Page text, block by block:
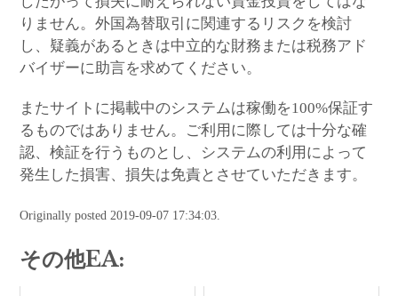
りません。外国為替取引に関連するリスクを検討
し、疑義があるときは中立的な財務または税務アド
バイザーに助言を求めてください。
またサイトに掲載中のシステムは稼働を100%保証す
るものではありません。ご利用に際しては十分な確
認、検証を行うものとし、システムの利用によって
発生した損害、損失は免責とさせていただきます。
Originally posted 2019-09-07 17:34:03.
その他EA: